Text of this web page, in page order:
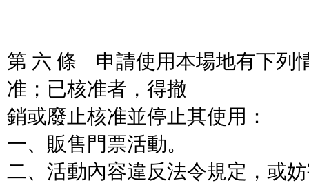
第 六 條 申請使用本場地有下列
准；已核准者，得撤
銷或廢止核准並停止其使用：
一、販售門票活動。
二、活動內容違反法令規定，或